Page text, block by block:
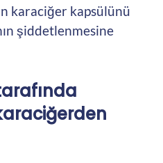
karaciğer kapsülünü
şiddetlenmesine